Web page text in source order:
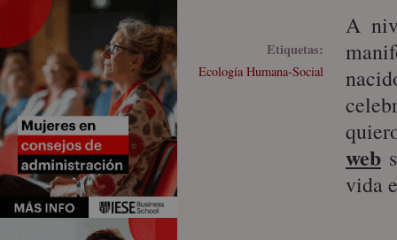
Etiquetas:
Ecología Humana-Social
A
web
vida